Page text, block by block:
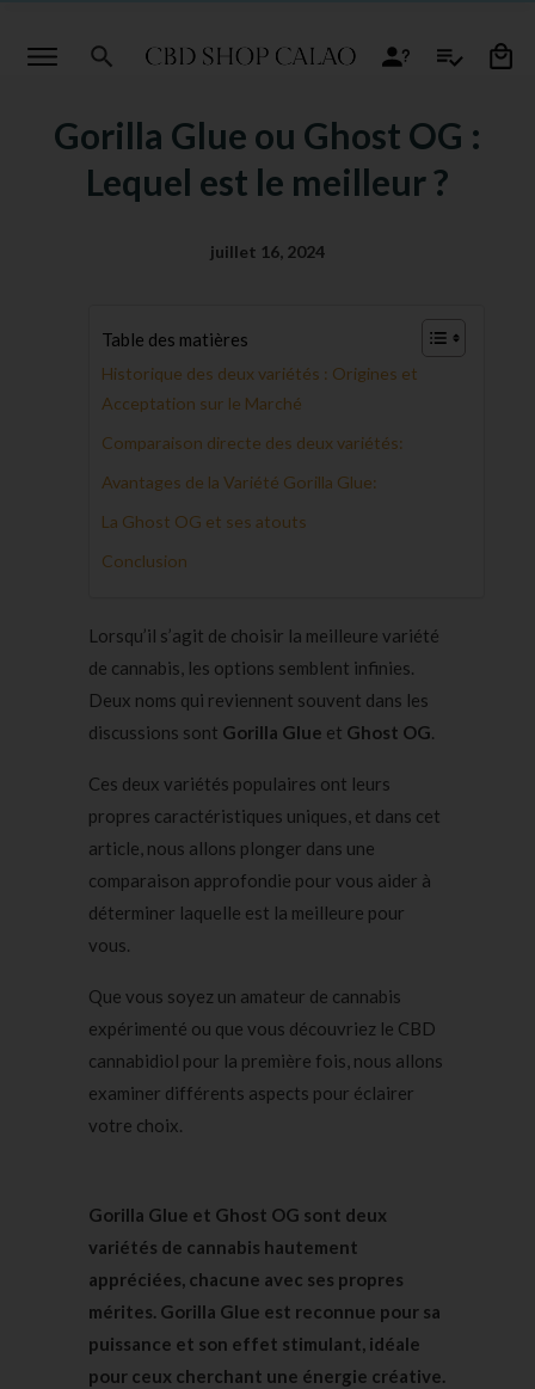
Gorilla Glue ou Ghost OG :
Lequel est le meilleur ?
juillet 16, 2024
Table des matières
Historique des deux variétés : Origines et
Acceptation sur le Marché
Comparaison directe des deux variétés:
Avantages de la Variété Gorilla Glue:
La Ghost OG et ses atouts
Conclusion
Lorsqu’il s’agit de choisir la meilleure variété
de cannabis, les options semblent infinies.
Deux noms qui reviennent souvent dans les
discussions sont Gorilla Glue et Ghost OG.
Ces deux variétés populaires ont leurs
propres caractéristiques uniques, et dans cet
article, nous allons plonger dans une
comparaison approfondie pour vous aider à
déterminer laquelle est la meilleure pour
vous.
Que vous soyez un amateur de cannabis
expérimenté ou que vous découvriez le CBD
cannabidiol pour la première fois, nous allons
examiner différents aspects pour éclairer
votre choix.
Gorilla Glue et Ghost OG sont deux
variétés de cannabis hautement
appréciées, chacune avec ses propres
mérites. Gorilla Glue est reconnue pour sa
puissance et son effet stimulant, idéale
pour ceux cherchant une énergie créative.